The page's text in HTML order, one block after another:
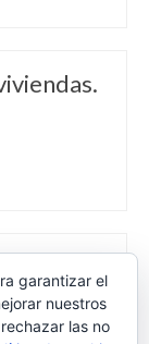
garantizar el
nuestros
las no